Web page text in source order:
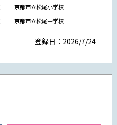
京都市立松尾小学校
京都市立松尾中学校
登録日：2026/7/24